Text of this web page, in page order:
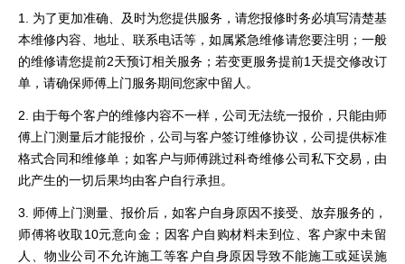
1. 为了更加准确、及时为您提供服务，请您报修时务必填写清楚基
本维修内容、地址、联系电话等，如属紧急维修请您要注明；一般
的维修请您提前2天预订相关服务；若变更服务提前1天提交修改订
单，请确保师傅上门服务期间您家中留人。
2. 由于每个客户的维修内容不一样，公司无法统一报价，只能由师
傅上门测量后才能报价，公司与客户签订维修协议，公司提供标准
格式合同和维修单；如客户与师傅跳过科奇维修公司私下交易，由
此产生的一切后果均由客户自行承担。
3. 师傅上门测量、报价后，如客户自身原因不接受、放弃服务的，
师傅将收取10元意向金；因客户自购材料未到位、客户家中未留
人、物业公司不允许施工等客户自身原因导致不能施工或延误施